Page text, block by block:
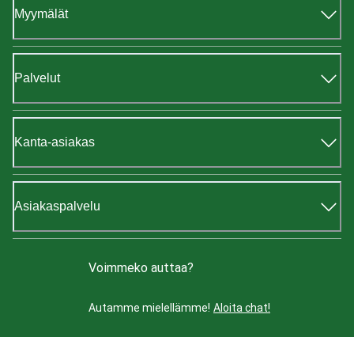
Myymälät
Palvelut
Kanta-asiakas
Asiakaspalvelu
Voimmeko auttaa?
Autamme mielellämme! Aloita chat!